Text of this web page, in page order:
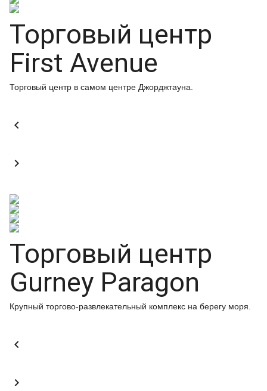
Торговый центр
First Avenue
Торговый центр в самом центре Джорджтауна.


Торговый центр
Gurney Paragon
Крупный торгово-развлекательный комплекс на берегу моря.

